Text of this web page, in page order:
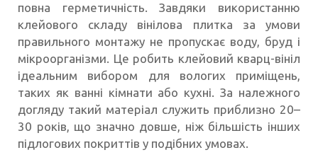
повна герметичність. Завдяки використанню
клейового складу вінілова плитка за умови
правильного монтажу не пропускає воду, бруд і
мікроорганізми. Це робить клейовий кварц-вініл
ідеальним вибором для вологих приміщень,
таких як ванні кімнати або кухні. За належного
догляду такий матеріал служить приблизно 20–
30 років, що значно довше, ніж більшість інших
підлогових покриттів у подібних умовах.